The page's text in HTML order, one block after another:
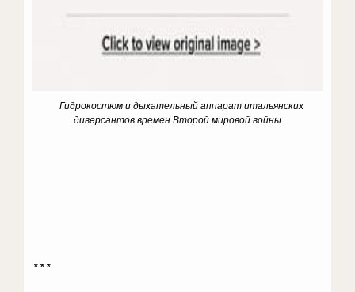
Гидрокостюм и дыхательныйаппарат итальянских
диверсантов времен Второй мировой войны
* * *